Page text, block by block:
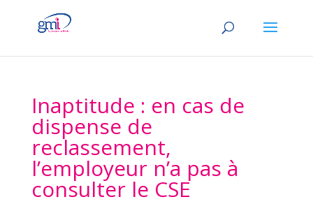
Inaptitude : en cas de
dispense de
reclassement,
l’employeur n’a pas à
consulter le CSE